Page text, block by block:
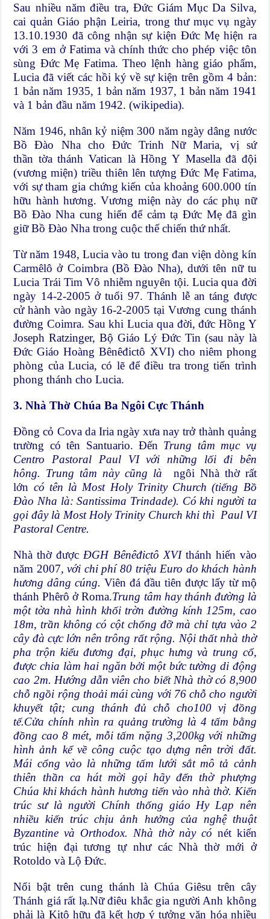
Sau nhiều năm điều tra, Đức Giám MụcDa Silva,
cai quảnGiáo phận Leiria, trong thư mục vụ ngày
13.10.1930 đã công nhận sự kiện Đức Mẹ hiện ra
với 3 em ở Fatima và chính thức cho phép việc tôn
sùng Đức Mẹ Fatima. Theo lệnh hàng giáo phẩm,
Lucia đã viết các hồi ký về sự kiện trên gồm 4 bản:
1 bản năm 1935, 1 bản năm 1937, 1 bản năm 1941
và 1 bản đầu năm 1942. (wikipedia).
Năm 1946, nhân kỷ niệm 300 năm ngày dâng nước
Bồ Đào Nha cho Đức Trinh Nữ Maria, vị sứ
thần tờa thánh Vatican làHồng YMasella đã đội
(vương miện) triều thiên lên tượng Đức Mẹ Fatima,
với sự tham gia chứng kiến của khoảng 600.000 tín
hữu hành hương. Vương miện này do các phụ nữ
Bồ Đào Nha cung hiến để cảm tạ Đức Mẹ đã gìn
giữ Bồ Đào Nha trong cuộc thế chiến thứ nhất.
Từ năm 1948, Lucia vào tu trong đan viện dòng kín
Carmêlô ở Coimbra (Bồ Đào Nha), dưới tên nữ tu
Lucia Trái Tim Vô nhiễm nguyên tội. Lucia qua đời
ngày 14-2-2005 ở tuổi 97. Thánh lễ an táng được
cử hành vào ngày 16-2-2005 tại Vương cung thánh
đường Coimra. Sau khi Lucia qua đời, đức Hồng Y
Joseph Ratzinger, Bộ Giáo Lý Đức Tin (sau này là
Đức Giáo Hoàng Bênêđictô XVI) cho niêm phong
phòng của Lucia, có lẽ để điều tra trong tiến trình
phong thánh cho Lucia.
3. NhàThờ Chúa Ba Ngôi Cực Thánh
Đồng cỏ Cova da Iria ngày xưa nay trở thành quảng
trường có tên Santuario. Đến Trung tâm mục vụ
Centro Pastoral Paul VI với những lối đi bên
hông. Trung tâm này cũng là
ngôi Nhà thờ rất
lớn có tên là Most Holy Trinity Church (tiếng Bồ
Đào Nha là: Santissima Trindade). Có khi người ta
gọi đây là Most Holy Trinity Church khi thì Paul VI
Pastoral Centre.
Nhà thờ đượcĐGH Bênêđictô XVI thánh hiến vào
năm 2007, với chi phí 80 triệu Euro do khách hành
hương dâng cúng.Viên đá đầu tiên được lấy từ mộ
thánh Phêrô ở Roma.Trung tâm hay thánh đường là
một tờa nhà hình khối trờn đường kính 125m, cao
18m, trần không có cột chống đỡ mà chỉ tựa vào 2
cây đà cực lớn nên trông rất rộng. Nội thất nhà thờ
pha trộn kiểu đương đại, phục hưng và trung cổ,
được chia làm hai ngăn bởi một bức tường di động
cao 2m. Hướng dẫn viên cho biết Nhà thờ có 8,900
chỗ ngồi rộng thoải mái cùng với 76 chỗ cho người
khuyết tật; cung thánh đủ chỗ cho100 vị đồng
tế.Cửa chính nhìn ra quảng trường là 4 tấm bằng
đồng cao 8 mét, mỗi tấm nặng 3,200kg với những
hình ảnh kể về công cuộc tạo dựng nên trời đất.
Mái cổng vào là những tấm lưới sắt mô tả cảnh
thiên thần ca hát mời gọi hãy đến thờ phượng
Chúa khi khách hành hương tiến vào nhà thờ. Kiến
trúc sư là người Chính thống giáo Hy Lạp nên
nhiều kiến trúc chịu ảnh hưởng của nghệ thuật
Byzantine và Orthodox. Nhà thờ này có nét kiến
trúc hiện đại tương tự như các Nhà thờ mới ở
Rotoldo và Lộ Đức.
Nổi bật trên cung thánh là Chúa Giêsu trên cây
Thánh giá rất lạ.Nữ điêu khắc gia người Anh không
phải là Kitô hữu đã kết hợp ý tưởng văn hóa nhiều